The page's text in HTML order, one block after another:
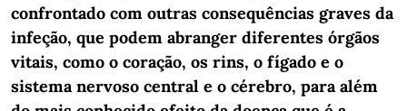
confrontado com outras consequências graves da
infeção, que podem abranger diferentes órgãos
vitais, como o coração, os rins, o fígado e o
sistema nervoso central e o cérebro, para além